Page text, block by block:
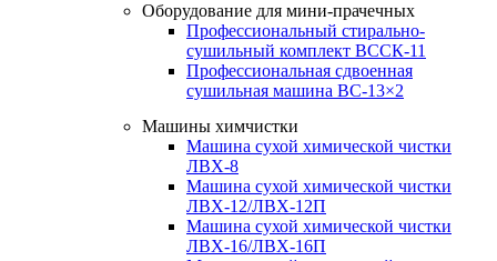
Оборудование для мини-прачечных
Профессиональный стирально-
сушильный комплект ВССК-11
Профессиональная сдвоенная
сушильная машина ВС-13×2
Машины химчистки
Машина сухой химической чистки
ЛВХ-8
Машина сухой химической чистки
ЛВХ-12/ЛВХ-12П
Машина сухой химической чистки
ЛВХ-16/ЛВХ-16П